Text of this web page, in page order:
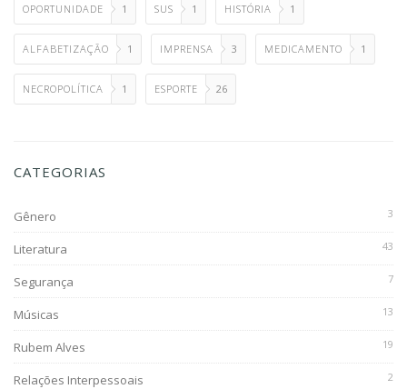
OPORTUNIDADE 1 SUS 1 HISTÓRIA 1
ALFABETIZAÇÃO 1 IMPRENSA 3 MEDICAMENTO 1
NECROPOLÍTICA 1 ESPORTE 26
CATEGORIAS
Gênero 3
Literatura 43
Segurança 7
Músicas 13
Rubem Alves 19
Relações Interpessoais 2